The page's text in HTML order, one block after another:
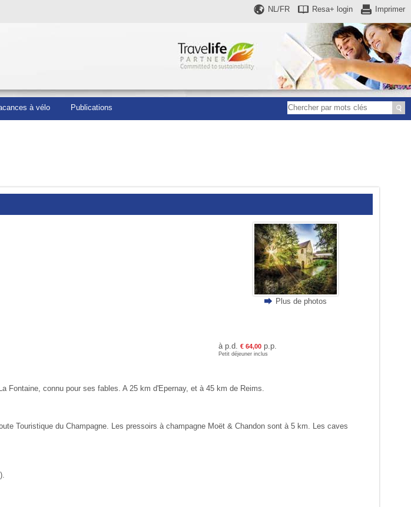
Imprimer
Resa+ login
NL/FR
à vélo Publications
Plus de photos
à p.d.€ 64,00 p.p.
Petit déjeuner inclus
Fontaine, connu pour ses fables. A 25 km d'Epernay, et à 45 km de Reims.
Touristique du Champagne. Les pressoirs à champagne Moët & Chandon sont à 5 km. Les caves